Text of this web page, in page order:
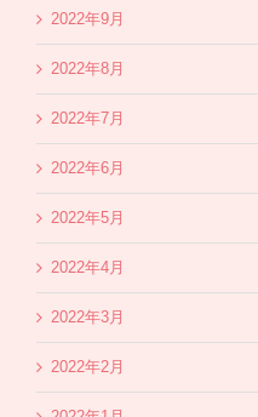
2022年9月
2022年8月
2022年7月
2022年6月
2022年5月
2022年4月
2022年3月
2022年2月